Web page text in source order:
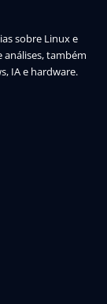
sobre Linux e
também
IA e hardware.